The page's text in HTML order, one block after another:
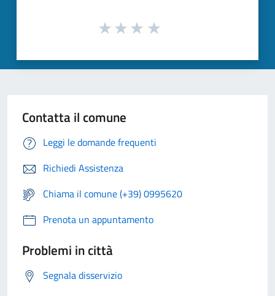
Contatta il comune
Leggi le domande frequenti
Richiedi Assistenza
Chiama il comune (+39) 0995620
Prenota un appuntamento
Problemi in città
Segnala disservizio